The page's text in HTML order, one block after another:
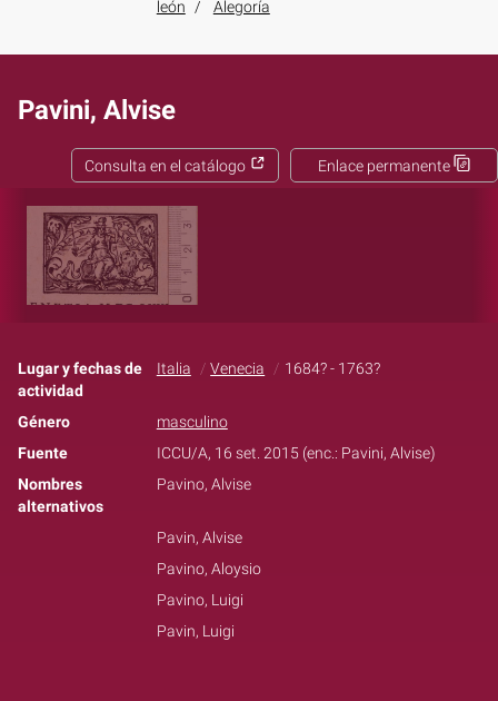
león
Alegoría
Pavini, Alvise
Enlace permanente
Consulta en el catálogo
Lugar y fechas de
actividad
Italia Venecia 1684? - 1763?
Género
masculino
Fuente
ICCU/A, 16 set. 2015 (enc.: Pavini, Alvise)
Nombres
alternativos
Pavino, Alvise
Pavin, Alvise
Pavino, Aloysio
Pavino, Luigi
Pavin, Luigi